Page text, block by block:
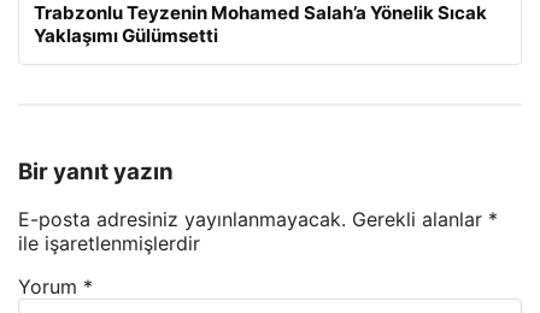
Trabzonlu Teyzenin Mohamed Salah’a Yönelik Sıcak
Yaklaşımı Gülümsetti
Bir yanıt yazın
E-posta adresiniz yayınlanmayacak. Gerekli alanlar *
ile işaretlenmişlerdir
Yorum *